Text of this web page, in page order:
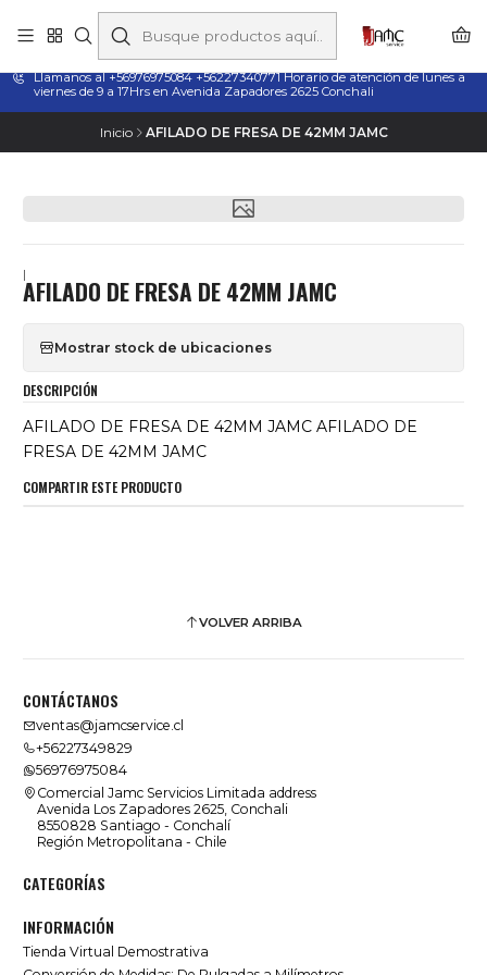
Taladros Magnéticos en Chile | Venta, Arriendo y Servicio
Técnico
Llamanos al +56976975084 +56227340771 Horario de atención de lunes a
viernes de 9 a 17Hrs en Avenida Zapadores 2625 Conchali
Inicio AFILADO DE FRESA DE 42MM JAMC
|
AFILADO DE FRESA DE 42MM JAMC
Mostrar stock de ubicaciones
DESCRIPCIÓN
AFILADO DE FRESA DE 42MM JAMC AFILADO DE
FRESA DE 42MM JAMC
COMPARTIR ESTE PRODUCTO
VOLVER ARRIBA
CONTÁCTANOS
ventas@jamcservice.cl
+56227349829
56976975084
Comercial Jamc Servicios Limitada address
Avenida Los Zapadores 2625, Conchali
8550828 Santiago - Conchalí
Región Metropolitana - Chile
CATEGORÍAS
INFORMACIÓN
Tienda Virtual Demostrativa